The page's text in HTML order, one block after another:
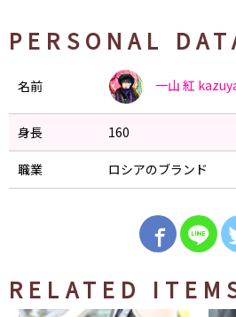
PERSONAL
名前 一山 紅
身長 160
職業 ロシアのブランド
RELATED